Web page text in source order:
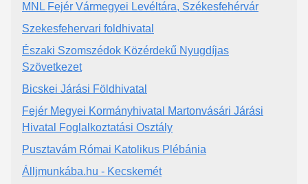
MNL Fejér Vármegyei Levéltára, Székesfehérvár
Szekesfehervari foldhivatal
Északi Szomszédok Közérdekű Nyugdíjas
Szövetkezet
Bicskei Járási Földhivatal
Fejér Megyei Kormányhivatal Martonvásári Járási
Hivatal Foglalkoztatási Osztály
Pusztavám Római Katolikus Plébánia
Álljmunkába.hu - Kecskemét